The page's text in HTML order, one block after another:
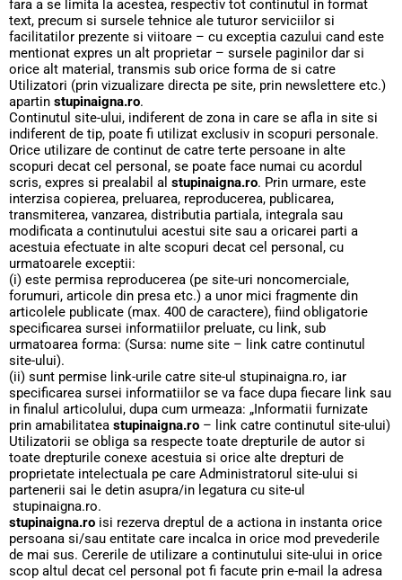
fara a se limita la acestea, respectiv tot continutul in format
text, precum si sursele tehnice ale tuturor serviciilor si
facilitatilor prezente si viitoare – cu exceptia cazului cand este
mentionat expres un alt proprietar – sursele paginilor dar si
orice alt material, transmis sub orice forma de si catre
Utilizatori (prin vizualizare directa pe site, prin newslettere etc.)
apartin stupinaigna.ro.
Continutul site-ului, indiferent de zona in care se afla in site si
indiferent de tip, poate fi utilizat exclusiv in scopuri personale.
Orice utilizare de continut de catre terte persoane in alte
scopuri decat cel personal, se poate face numai cu acordul
scris, expres si prealabil al stupinaigna.ro. Prin urmare, este
interzisa copierea, preluarea, reproducerea, publicarea,
transmiterea, vanzarea, distributia partiala, integrala sau
modificata a continutului acestui site sau a oricarei parti a
acestuia efectuate in alte scopuri decat cel personal, cu
urmatoarele exceptii:
(i) este permisa reproducerea (pe site-uri noncomerciale,
forumuri, articole din presa etc.) a unor mici fragmente din
articolele publicate (max. 400 de caractere), fiind obligatorie
specificarea sursei informatiilor preluate, cu link, sub
urmatoarea forma: (Sursa: nume site – link catre continutul
site-ului).
(ii) sunt permise link-urile catre site-ul stupinaigna.ro, iar
specificarea sursei informatiilor se va face dupa fiecare link sau
in finalul articolului, dupa cum urmeaza: „Informatii furnizate
prin amabilitatea stupinaigna.ro – link catre continutul site-ului)
Utilizatorii se obliga sa respecte toate drepturile de autor si
toate drepturile conexe acestuia si orice alte drepturi de
proprietate intelectuala pe care Administratorul site-ului si
partenerii sai le detin asupra/in legatura cu site-ul
stupinaigna.ro.
stupinaigna.ro isi rezerva dreptul de a actiona in instanta orice
persoana si/sau entitate care incalca in orice mod prevederile
de mai sus. Cererile de utilizare a continutului site-ului in orice
scop altul decat cel personal pot fi facute prin e-mail la adresa